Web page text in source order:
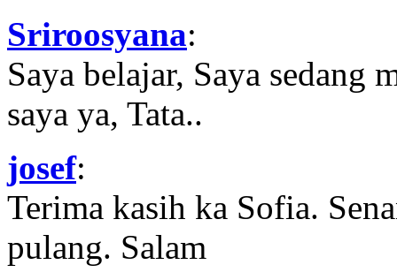
Sriroosyana:
Saya belajar, Saya sedang
saya ya, Tata..
josef:
Terima kasih ka Sofia.
pulang. Salam